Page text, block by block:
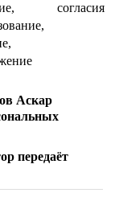
согласия
Аскар
передаёт